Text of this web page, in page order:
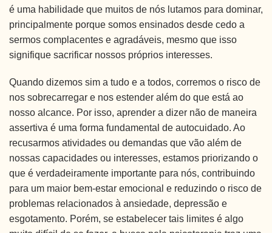
é uma habilidade que muitos de nós lutamos para dominar,
principalmente porque somos ensinados desde cedo a
sermos complacentes e agradáveis, mesmo que isso
signifique sacrificar nossos próprios interesses.
Quando dizemos sim a tudo e a todos, corremos o risco de
nos sobrecarregar e nos estender além do que está ao
nosso alcance. Por isso, aprender a dizer não de maneira
assertiva é uma forma fundamental de autocuidado. Ao
recusarmos atividades ou demandas que vão além de
nossas capacidades ou interesses, estamos priorizando o
que é verdadeiramente importante para nós, contribuindo
para um maior bem-estar emocional e reduzindo o risco de
problemas relacionados à ansiedade, depressão e
esgotamento. Porém, se estabelecer tais limites é algo